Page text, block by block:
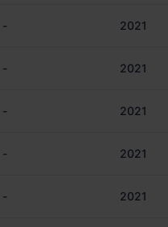
- 2021
- 2021
- 2021
- 2021
- 2021